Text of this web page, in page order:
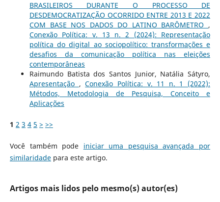
BRASILEIROS DURANTE O PROCESSO DE
DESDEMOCRATIZAÇÃO OCORRIDO ENTRE 2013 E 2022
COM BASE NOS DADOS DO LATINO BARÔMETRO ,
Conexão Política: v. 13 n. 2 (2024): Representação
política do digital ao sociopolítico: transformações e
desafios da comunicação política nas eleições
contemporâneas
Raimundo Batista dos Santos Junior, Natália Sátyro,
Apresentação ,Conexão Política: v. 11 n. 1 (2022):
Métodos, Metodologia de Pesquisa, Conceito e
Aplicações
1 2 3 4 5 > >>
Você também pode iniciar uma pesquisa avançada por
similaridadepara este artigo.
Artigos mais lidos pelo mesmo(s) autor(es)